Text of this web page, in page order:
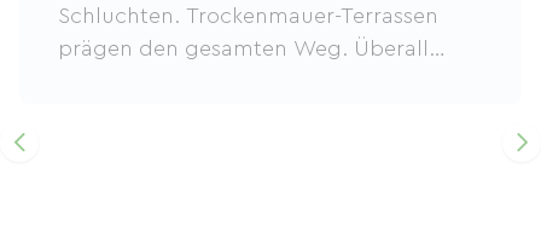
Schluchten. Trockenmauer-Terrassen
prägen den gesamten Weg. Überall